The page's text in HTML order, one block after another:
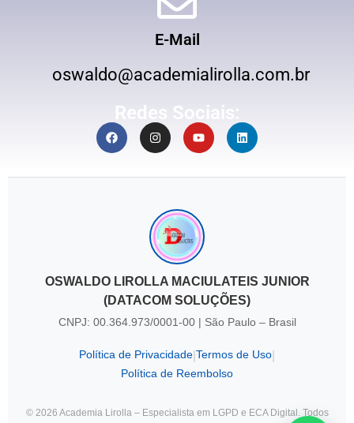
E-Mail
oswaldo@academialirolla.com.br
Redes Sociais:
OSWALDO LIROLLA MACIULATEIS JUNIOR
(DATACOM SOLUÇÕES)
CNPJ: 00.364.973/0001-00 | São Paulo – Brasil
Política de Privacidade Termos de Uso
Política de Reembolso
© 2026 Academia Lirolla – Especialista em LGPD e ECA Digital. Todos